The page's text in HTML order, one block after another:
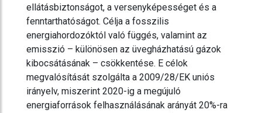
ellátásbiztonságot, a versenyképességet és a
fenntarthatóságot. Célja a fosszilis
energiahordozóktól való függés, valamint az
emisszió – különösen az üvegházhatású gázok
kibocsátásának – csökkentése. E célok
megvalósítását szolgálta a 2009/28/EK uniós
irányelv, miszerint 2020-ig a megújuló
energiaforrások felhasználásának arányát 20%-ra